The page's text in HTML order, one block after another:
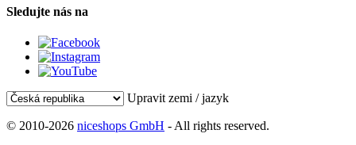
Sledujte nás na
Upravit zemi / jazyk
© 2010-2026 niceshops GmbH - All rights reserved.